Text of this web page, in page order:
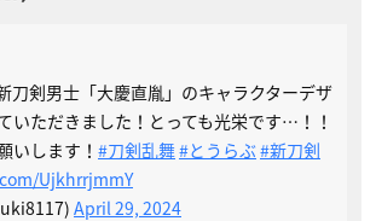
刀剣男士「大慶直胤」のキャラクターデザ
いただきました！とっても光栄です…！！
いします！ #刀剣乱舞#とうらぶ#新刀剣
UjkhrrjmmY
April 29, 2024